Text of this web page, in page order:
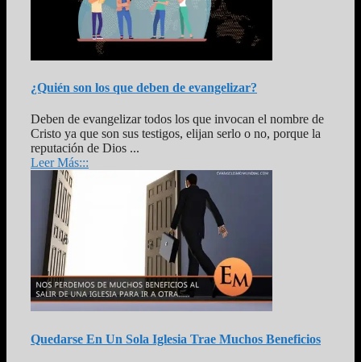
¿Quién son los que deben de evangelizar?
Deben de evangelizar todos los que invocan el nombre de
Cristo ya que son sus testigos, elijan serlo o no, porque la
reputación de Dios ...
Leer Más:::
Quedarse En Un Sola Iglesia Trae Muchos Beneficios